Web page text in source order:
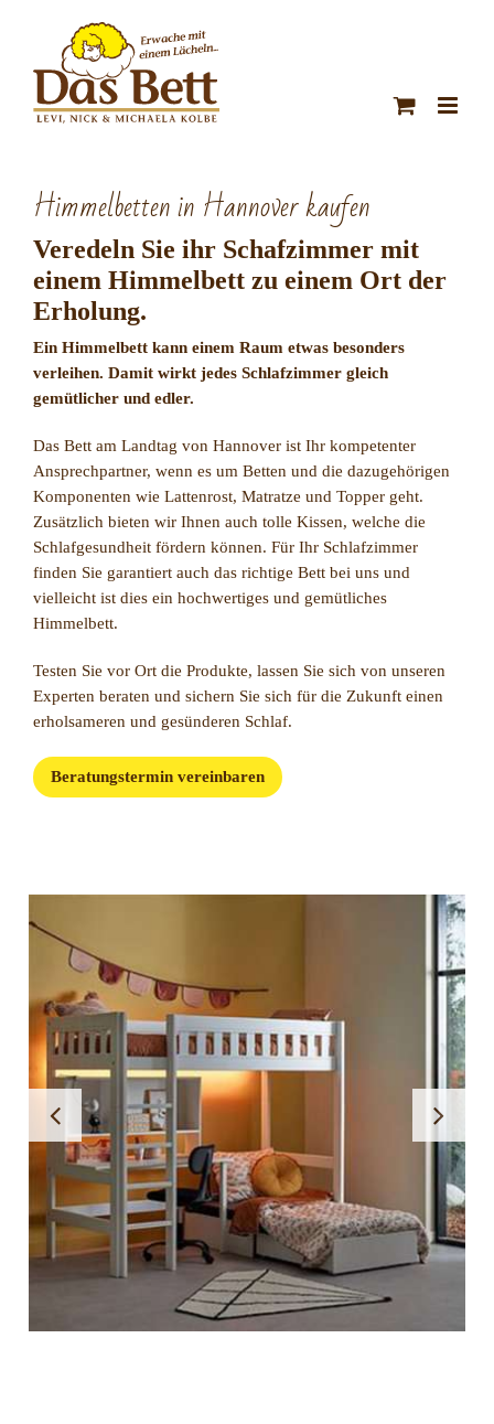
Himmelbetten in Hannover kaufen
Veredeln Sie ihr Schafzimmer mit
einem Himmelbett zu einem Ort der
Erholung.
Ein Himmelbett kann einem Raum etwas besonders
verleihen. Damit wirkt jedes Schlafzimmer gleich
gemütlicher und edler.
Das Bett am Landtag von Hannover ist Ihr kompetenter
Ansprechpartner, wenn es um Betten und die dazugehörigen
Komponenten wie Lattenrost, Matratze und Topper geht.
Zusätzlich bieten wir Ihnen auch tolle Kissen, welche die
Schlafgesundheit fördern können. Für Ihr Schlafzimmer
finden Sie garantiert auch das richtige Bett bei uns und
vielleicht ist dies ein hochwertiges und gemütliches
Himmelbett.
Testen Sie vor Ort die Produkte, lassen Sie sich von unseren
Experten beraten und sichern Sie sich für die Zukunft einen
erholsameren und gesünderen Schlaf.
Beratungstermin vereinbaren